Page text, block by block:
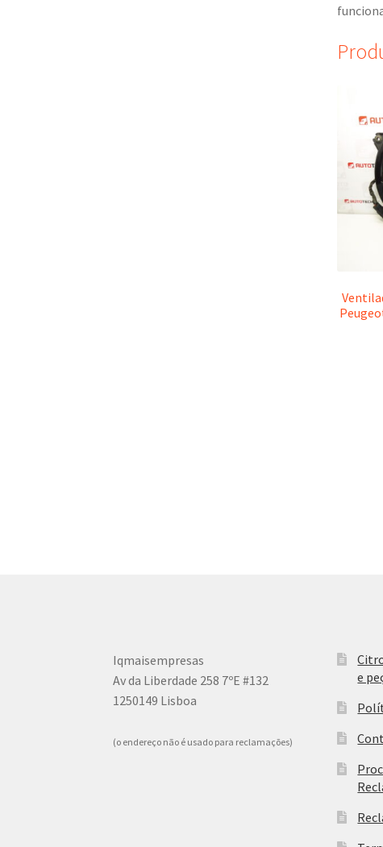
Iqmaisempresas
Av da Liberdade 258 7ºE #132
1250149 Lisboa
(o endereço não é usado para reclamações)
e